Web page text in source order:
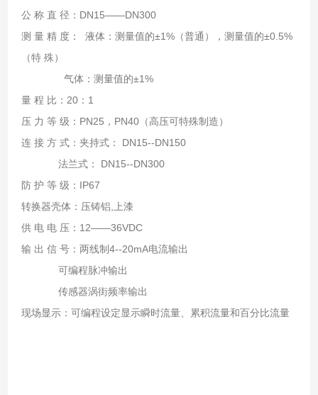
公 称 直 径：DN15——DN300
测 量 精 度： 液体：测量值的±1%（普通），测量值的±0.5%
（特 殊）
气体：测量值的±1%
量 程 比：20：1
压 力 等 级：PN25，PN40（高压可特殊制造）
连 接 方 式：夹持式： DN15--DN150
法兰式： DN15--DN300
防 护 等 级：IP67
转换器壳体：压铸铝,上漆
供 电 电 压：12——36VDC
输 出 信 号：两线制4--20mA电流输出
可编程脉冲输出
传感器涡街频率输出
现场显示：可编程设定显示瞬时流量、累积流量和百分比流量